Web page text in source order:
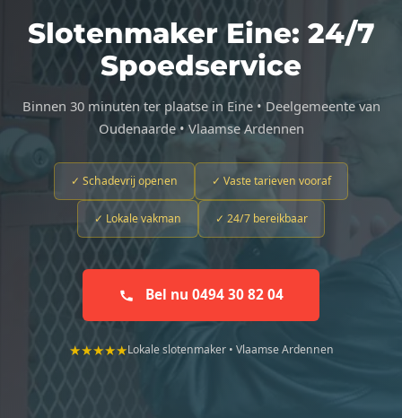
Slotenmaker Eine: 24/7
Spoedservice
Binnen 30 minuten ter plaatse in Eine • Deelgemeente van
Oudenaarde • Vlaamse Ardennen
✓ Schadevrij openen ✓ Vaste tarieven vooraf
✓ Lokale vakman ✓ 24/7 bereikbaar
Bel nu 0494 30 82 04
★★★★★Lokale slotenmaker • Vlaamse Ardennen